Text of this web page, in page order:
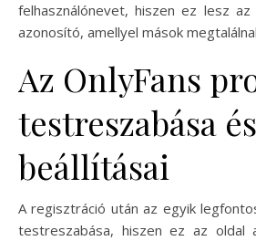
felhasználónevet, hiszen ez lesz az
azonosító, amellyel mások
Az OnlyFans
testreszabása és
beállításai
A regisztráció után az egyik
testreszabása, hiszen ez az oldal